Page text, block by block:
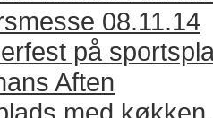
08.11.14
på
Aften